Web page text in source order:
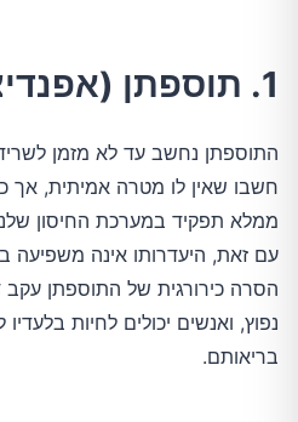
1. תוספתן (אפנדיציט)
התוספתן נחשב עד לא מזמן
חשבו שאין לו מטרה אמיתית, אך
ממלא תפקיד במערכת החיסון
עם זאת, היעדרותו אינה משפיעה
הסרה כירורגית של התוספתן
נפוץ, ואנשים יכולים לחיות
בריאותם.